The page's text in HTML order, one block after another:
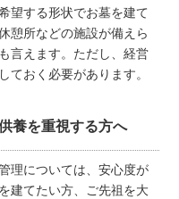
望する形状でお墓を建て
憩所などの施設が備えら
言えます。ただし、経営
ておく必要があります。
養を重視する方へ
理については、安心度が
建てたい方、ご先祖を大